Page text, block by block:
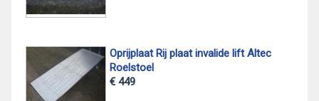
Oprijplaat Rij plaat invalide lift Altec
Roelstoel
€ 449